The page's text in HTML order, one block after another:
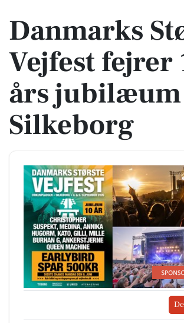
Danmarks
Vejfest fejrer
års
Silkeborg